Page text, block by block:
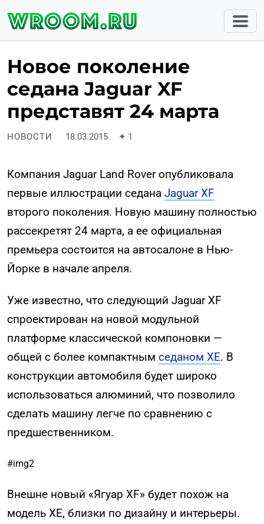
Новое поколение
седана Jaguar XF
представят 24 марта
НОВОСТИ 18.03.2015 ✦ 1
Компания Jaguar Land Rover опубликовала
первые иллюстрации седана Jaguar XF
второго поколения. Новую машину полностью
рассекретят 24 марта, а ее официальная
премьера состоится на автосалоне в Нью-
Йорке в начале апреля.
Уже известно, что следующий Jaguar XF
спроектирован на новой модульной
платформе классической компоновки —
общей с более компактным седаном XE. В
конструкции автомобиля будет широко
использоваться алюминий, что позволило
сделать машину легче по сравнению с
предшественником.
#img2
Внешне новый «Ягуар XF» будет похож на
модель XE, близки по дизайну и интерьеры.